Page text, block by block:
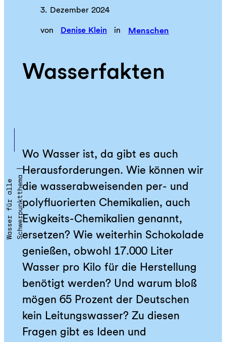
3. Dezember 2024
von Denise Klein in Menschen
Wasserfakten
S
c
h
w
e
r
p
u
n
k
t
t
h
e
ma
|
W
a
s
s
e
r
f
ü
r
a
l
l
e
Wo Wasser ist, da gibt es auch
Herausforderungen. Wie können wir
die wasserabweisenden per- und
polyfluorierten Chemikalien, auch
Ewigkeits-Chemikalien genannt,
ersetzen? Wie weiterhin Schokolade
genießen, obwohl 17.000 Liter
Wasser pro Kilo für die Herstellung
benötigt werden? Und warum bloß
mögen 65 Prozent der Deutschen
kein Leitungswasser? Zu diesen
Fragen gibt es Ideen und